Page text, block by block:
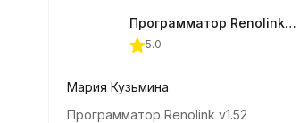
дополнительный инструмент
оказался очень полезным
Программатор Renolink v1.52
5.0
Мария Кузьмина
Программатор Renolink v1.52